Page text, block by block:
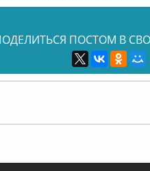
ПОСТОМ В